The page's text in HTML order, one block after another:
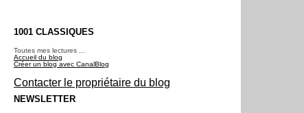
1001 CLASSIQUES
Toutes mes lectures ...
Accueil du blog
Créer un blog avec CanalBlog
Contacter le propriétaire du blog
NEWSLETTER